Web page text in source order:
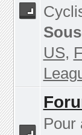
US,
Pour